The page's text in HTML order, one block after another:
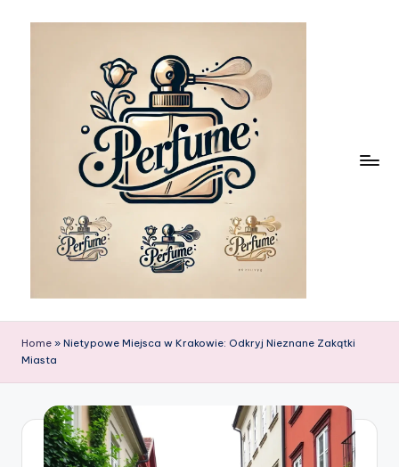
Home » Nietypowe Miejsca w Krakowie: Odkryj Nieznane Zakątki
Miasta